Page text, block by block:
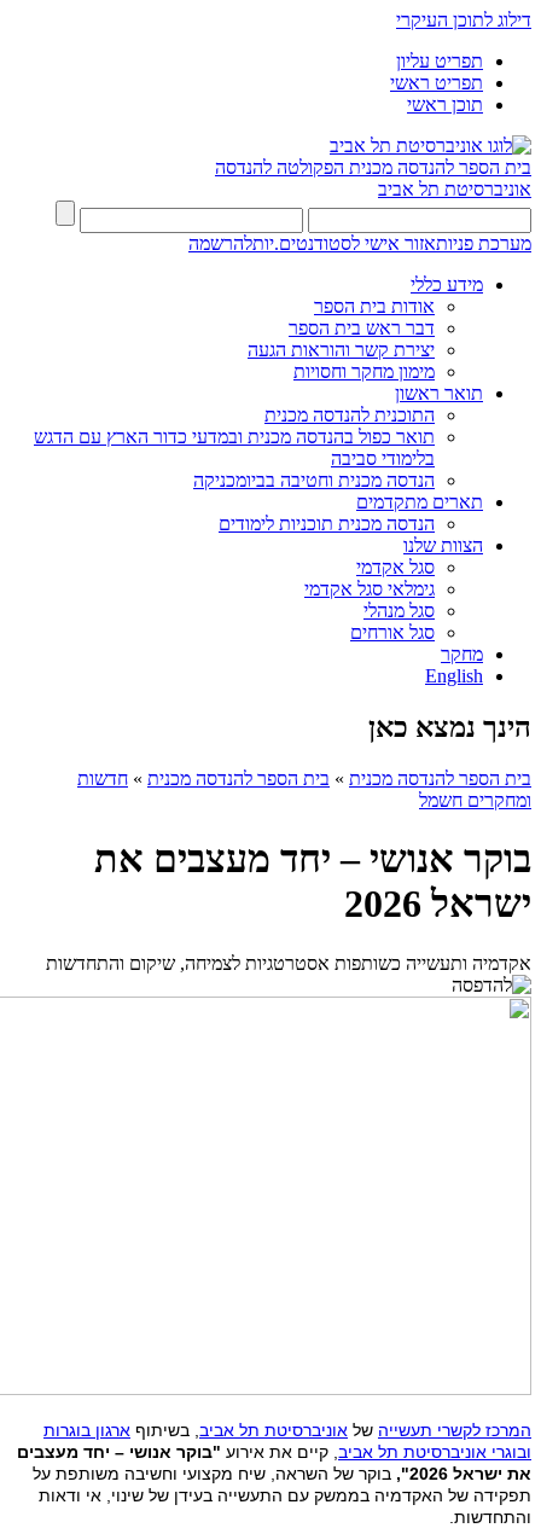
דילוג לתוכן העיקרי
תפריט עליון
תפריט ראשי
תוכן ראשי
בית הספר להנדסה מכנית הפקולטה להנדסה
אוניברסיטת תל אביב
מערכת פניותאזור אישי לסטודנטים.יותלהרשמה
מידע כללי
אודות בית הספר
דבר ראש בית הספר
יצירת קשר והוראות הגעה
מימון מחקר וחסויות
תואר ראשון
התוכנית להנדסה מכנית
תואר כפול בהנדסה מכנית ובמדעי כדור הארץ עם הדגש
בלימודי סביבה
הנדסה מכנית וחטיבה בביומכניקה
תארים מתקדמים
הנדסה מכנית תוכניות לימודים
הצוות שלנו
סגל אקדמי
גימלאי סגל אקדמי
סגל מנהלי
סגל אורחים
מחקר
English
הינך נמצא כאן
בית הספר להנדסה מכנית » בית הספר להנדסה מכנית » חדשות
ומחקרים חשמל
בוקר אנושי – יחד מעצבים את
ישראל 2026
אקדמיה ותעשייה כשותפות אסטרטגיות לצמיחה, שיקום והתחדשות
המרכז לקשרי תעשייה של אוניברסיטת תל אביב , בשיתוף ארגון בוגרות
ובוגרי אוניברסיטת תל אביב , קיים את אירוע "בוקר אנושי – יחד מעצבים
את ישראל 2026",
בוקר של השראה, שיח מקצועי וחשיבה משותפת על
תפקידה של האקדמיה בממשק עם התעשייה בעידן של שינוי, אי ודאות
והתחדשות.